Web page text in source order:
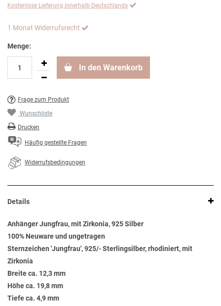
Kostenlose Lieferung innerhalb Deutschlands
1 Monat Widerrufsrecht
Menge:
In den Warenkorb
Frage zum Produkt
Wunschliste
Drucken
Häufig gestellte Fragen
Widerrufsbedingungen
Details
Anhänger Jungfrau, mit Zirkonia, 925 Silber
100% Neuware und ungetragen
Sternzeichen 'Jungfrau', 925/- Sterlingsilber, rhodiniert, mit
Zirkonia
Breite ca. 12,3 mm
Höhe ca. 19,8 mm
Tiefe ca. 4,9 mm